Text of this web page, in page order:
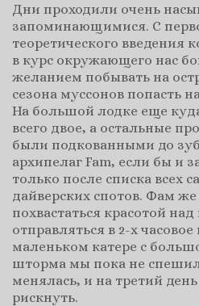
Дни проходили очень
запоминающимися. С
теоретического введения
в курс окружающего нас
желанием побывать на
сезона муссонов попасть
На большой лодке еще
всего двое, а остальные
были подкованными до
архипелаг Fam, если бы и
только после списка всех
дайверских спотов. Фам же
похвастаться красотой
отправляться в 2-х
маленьком катере с
шторма мы пока не
менялась, и на третий
рискнуть.